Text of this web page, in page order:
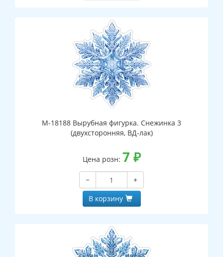
М-18188 Вырубная фигурка. Снежинка 3
(двухсторонняя, ВД-лак)
Цена розн: 7 ₽
−
+
В корзину